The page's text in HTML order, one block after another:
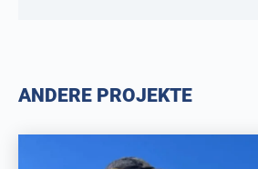
ANDERE PROJEKTE